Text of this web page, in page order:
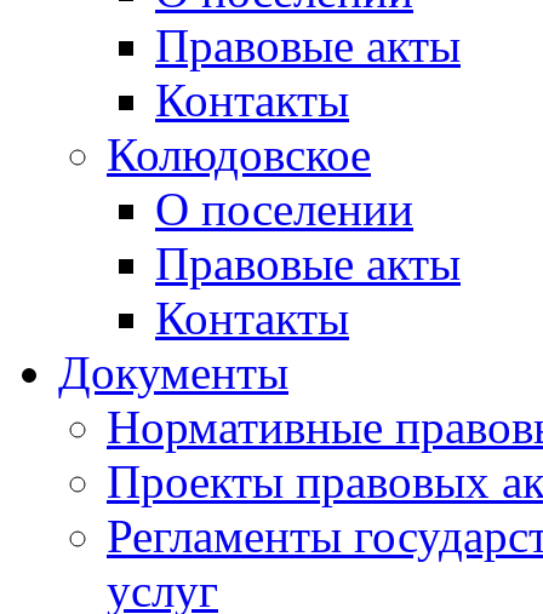
Правовые акты
Контакты
Колюдовское
О поселении
Правовые акты
Контакты
Документы
Нормативные
Проекты правовых
Регламенты
услуг